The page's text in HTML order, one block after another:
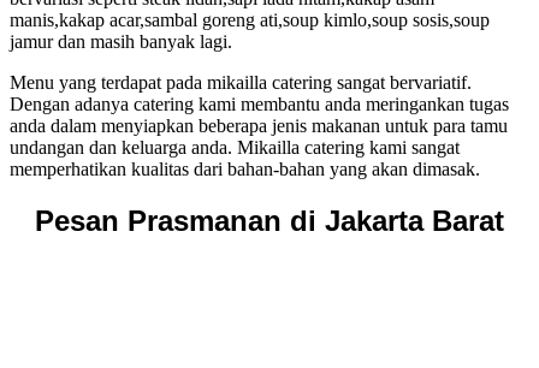
manis,kakap acar,sambal goreng ati,soup kimlo,soup sosis,soup
jamur dan masih banyak lagi.
Menu yang terdapat pada mikailla catering sangat bervariatif.
Dengan adanya catering kami membantu anda meringankan tugas
anda dalam menyiapkan beberapa jenis makanan untuk para tamu
undangan dan keluarga anda. Mikailla catering kami sangat
memperhatikan kualitas dari bahan-bahan yang akan dimasak.
Pesan Prasmanan di Jakarta Barat